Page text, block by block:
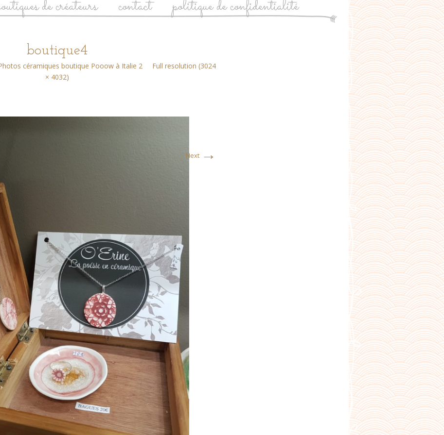
de créateurs contact politique de confidentialité
boutique4
céramiques boutique Pooow à Italie 2
Full resolution (3024
× 4032)
Next →